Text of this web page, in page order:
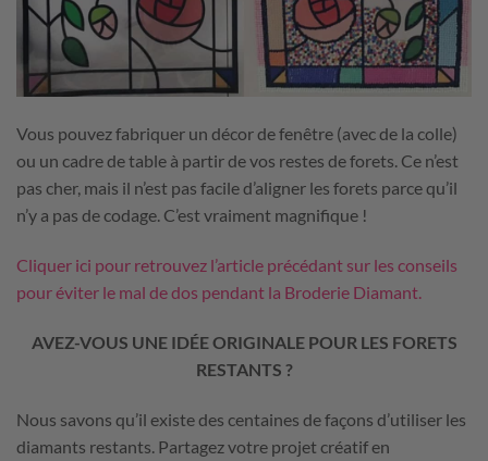
Vous pouvez fabriquer un décor de fenêtre (avec de la colle)
ou un cadre de table à partir de vos restes de forets. Ce n’est
pas cher, mais il n’est pas facile d’aligner les forets parce qu’il
n’y a pas de codage. C’est vraiment magnifique !
Cliquer ici pour retrouvez l’article précédant sur les conseils
pour éviter le mal de dos pendant la Broderie Diamant.
AVEZ-VOUS UNE IDÉE ORIGINALE POUR LES FORETS
RESTANTS ?
Nous savons qu’il existe des centaines de façons d’utiliser les
diamants restants. Partagez votre projet créatif en